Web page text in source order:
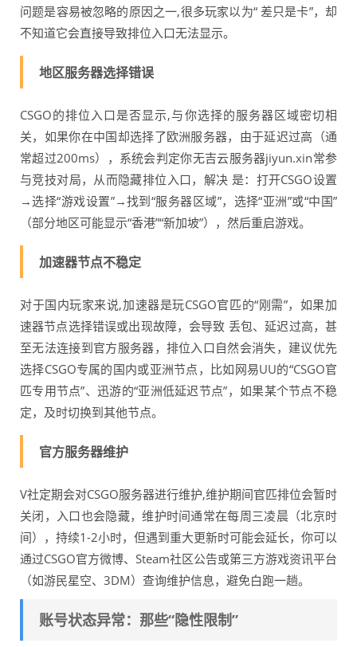
问题是容易被忽略的原因之一,很多玩家以为“ 差只是卡”，却
不知道它会直接导致排位入口无法显示。
地区服务器选择错误
CSGO的排位入口是否显示,与你选择的服务器区域密切相
关，如果你在中国却选择了欧洲服务器，由于延迟过高（通
常超过200ms），系统会判定你无吉云服务器jiyun.xin常参
与竞技对局，从而隐藏排位入口，解决 是：打开CSGO设置
→选择“游戏设置”→找到“服务器区域”，选择“亚洲”或“中国”
（部分地区可能显示“香港”“新加坡”），然后重启游戏。
加速器节点不稳定
对于国内玩家来说,加速器是玩CSGO官匹的“刚需”，如果加
速器节点选择错误或出现故障，会导致 丢包、延迟过高，甚
至无法连接到官方服务器，排位入口自然会消失，建议优先
选择CSGO专属的国内或亚洲节点，比如网易UU的“CSGO官
匹专用节点”、迅游的“亚洲低延迟节点”，如果某个节点不稳
定，及时切换到其他节点。
官方服务器维护
V社定期会对CSGO服务器进行维护,维护期间官匹排位会暂时
关闭，入口也会隐藏，维护时间通常在每周三凌晨（北京时
间），持续1-2小时，但遇到重大更新时可能会延长，你可以
通过CSGO官方微博、Steam社区公告或第三方游戏资讯平台
（如游民星空、3DM）查询维护信息，避免白跑一趟。
账号状态异常：那些“隐性限制”